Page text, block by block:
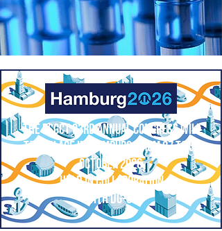
The ESGCT 33rd Annual Congress WILL
TAKE PLACE IN Hamburg, FROM 27 TO 30
October 2026,
held in collaboration
with DG-GT.